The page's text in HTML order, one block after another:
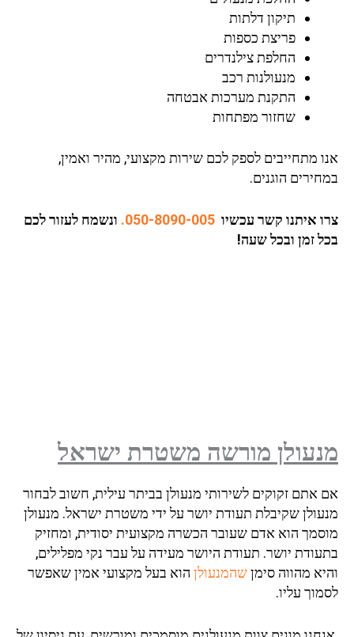
תיקון דלתות
פריצת כספות
החלפת צילנדרים
מנעולנות רכב
התקנת מערכות אבטחה
שחזור מפתחות
מתחייבים לספק לכם שירות מקצועי, מהיר ואמין,
הוגנים.
איתנו קשר עכשיו050-8090-005. ונשמח לעזור לכם
זמן ובכל שעה!
מורשה משטרת ישראל
אתם זקוקים לשירותי מנעולן בביתר עילית, חשוב לבחור
שקיבלת תעודת יושר על ידי משטרת ישראל. מנעולן
הוא אדם שעובר הכשרה מקצועית יסודית, ומחזיק
יושר. תעודת היושר מעידה על עבר נקי מפלילים,
מהווה סימן שהמנעולןהוא בעל מקצועי אמין שאפשר
עליו.